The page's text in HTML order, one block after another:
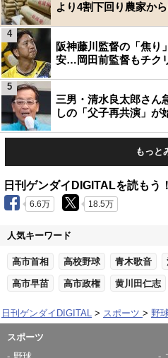
より4割下回り農家か
阪神藤川監督の「焦り
安…岡田前監督もチク
4
三男・清水良太郎さ
しの「父子再共演」が
5
もっと
日刊ゲンダイDIGITALを読もう！
6.6万 18.5万
人気キーワード
高市首相 高校野球 青木歌音
高市早苗 高市政権 黄川田仁志
日刊ゲンダイDIGITAL スポーツ 野
スポーツ